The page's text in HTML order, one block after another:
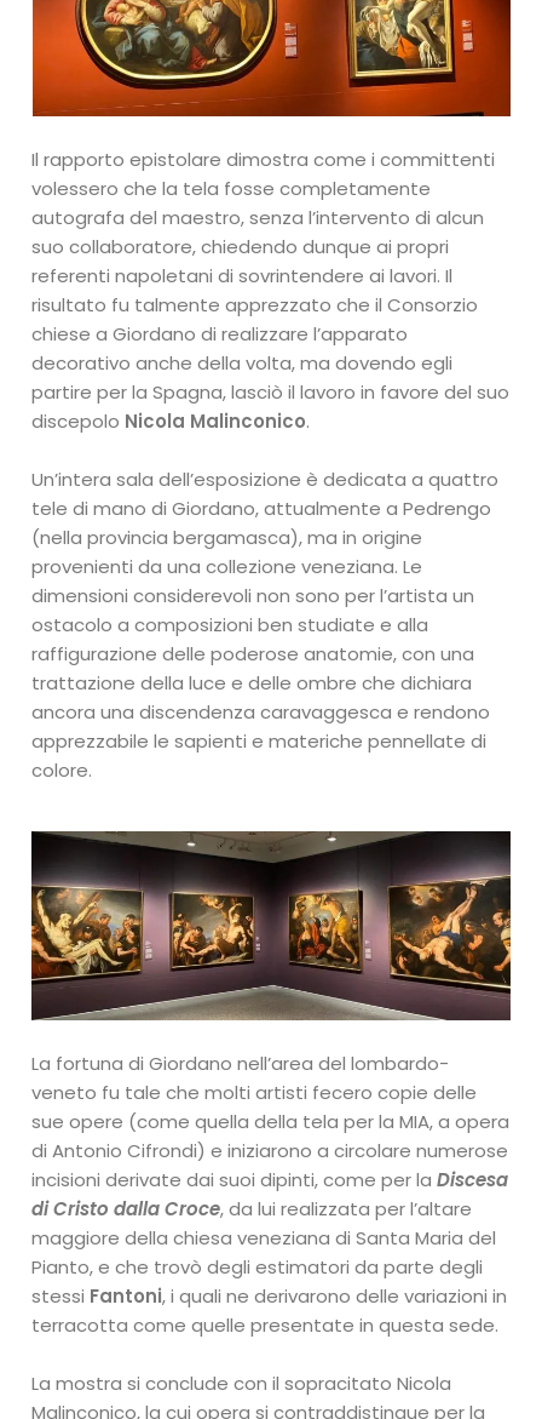
Il rapporto epistolare dimostra come i committenti
volessero che la tela fosse completamente
autografa del maestro, senza l’intervento di alcun
suo collaboratore, chiedendo dunque ai propri
referenti napoletani di sovrintendere ai lavori. Il
risultato fu talmente apprezzato che il Consorzio
chiese a Giordano di realizzare l’apparato
decorativo anche della volta, ma dovendo egli
partire per la Spagna, lasciò il lavoro in favore del suo
discepolo Nicola Malinconico.
Un’intera sala dell’esposizione è dedicata a quattro
tele di mano di Giordano, attualmente a Pedrengo
(nella provincia bergamasca), ma in origine
provenienti da una collezione veneziana. Le
dimensioni considerevoli non sono per l’artista un
ostacolo a composizioni ben studiate e alla
raffigurazione delle poderose anatomie, con una
trattazione della luce e delle ombre che dichiara
ancora una discendenza caravaggesca e rendono
apprezzabile le sapienti e materiche pennellate di
colore.
La fortuna di Giordano nell’area del lombardo-
veneto fu tale che molti artisti fecero copie delle
sue opere (come quella della tela per la MIA, a opera
di Antonio Cifrondi) e iniziarono a circolare numerose
incisioni derivate dai suoi dipinti, come per laDiscesa
di Cristo dalla Croce, da lui realizzata per l’altare
maggiore della chiesa veneziana di Santa Maria del
Pianto, e che trovò degli estimatori da parte degli
stessi Fantoni, i quali ne derivarono delle variazioni in
terracotta come quelle presentate in questa sede.
La mostra si conclude con il sopracitato Nicola
Malinconico, la cui opera si contraddistingue per la